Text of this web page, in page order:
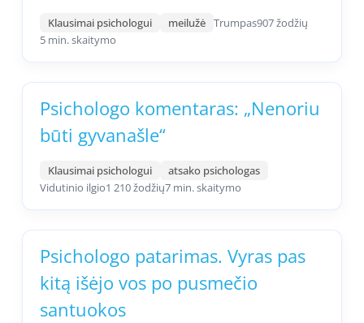
Klausimai psichologui meilužė Trumpas907 žodžių
5 min. skaitymo
Psichologo komentaras: „Nenoriu
būti gyvanašle“
Klausimai psichologui
atsako psichologas
Vidutinio ilgio1 210 žodžių7 min. skaitymo
Psichologo patarimas. Vyras pas
kitą išėjo vos po pusmečio
santuokos